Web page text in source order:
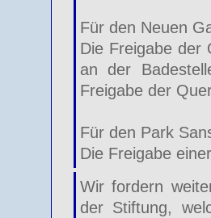
Für den Neuen
Die Freigabe der
an der
Freigabe der
Für den Park
Die Freigabe
Wir fordern
der Stiftung,